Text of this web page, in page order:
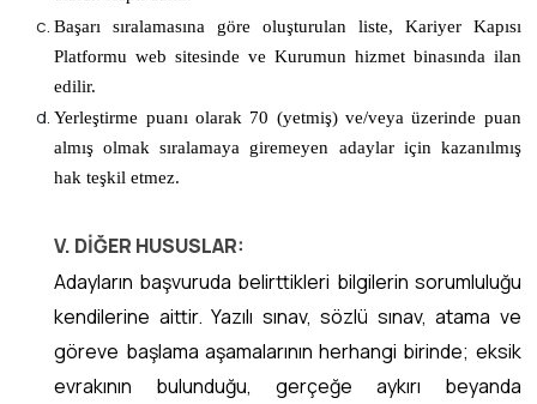
Başarı sıralamasına göre oluşturulan liste, Kariyer Kapısı
Platformu web sitesinde ve Kurumun hizmet binasında ilan
edilir.
Yerleştirme puanı olarak 70 (yetmiş) ve/veya üzerinde puan
almış olmak sıralamaya giremeyen adaylar için kazanılmış
hak teşkil etmez.
V. DİĞER HUSUSLAR:
Adayların başvuruda belirttikleri bilgilerin sorumluluğu
kendilerine aittir. Yazılı sınav, sözlü sınav, atama ve
göreve başlama aşamalarının herhangi birinde; eksik
evrakının bulunduğu, gerçeğe aykırı beyanda